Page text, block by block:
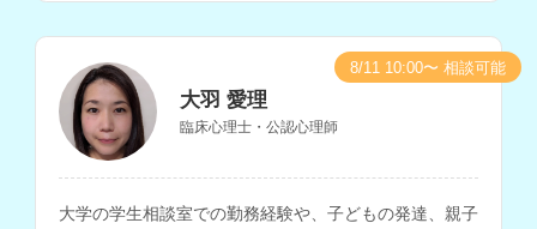
大羽 愛理
臨床心理士・公認心理師
大学の学生相談室での勤務経験や、子どもの発達、親子
8/11 10:00〜 相談可能